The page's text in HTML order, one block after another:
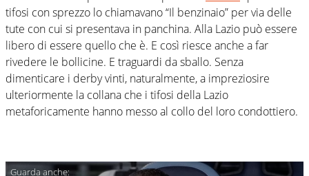
tifosi con sprezzo lo chiamavano “Il benzinaio” per via delle
tute con cui si presentava in panchina. Alla Lazio può essere
libero di essere quello che è. E così riesce anche a far
rivedere le bollicine. E traguardi da sballo. Senza
dimenticare i derby vinti, naturalmente, a impreziosire
ulteriormente la collana che i tifosi della Lazio
metaforicamente hanno messo al collo del loro condottiero.